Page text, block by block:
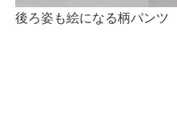
後ろ姿も絵になる柄パンツ